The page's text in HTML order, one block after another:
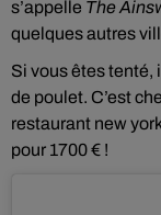
s’appelle The
quelques autres
Si vous êtes tenté,
de poulet. C’est
restaurant new
pour 1700 € !